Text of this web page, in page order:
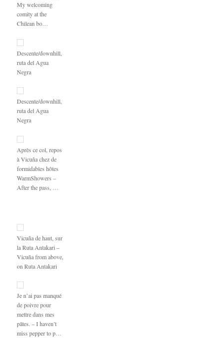
My welcoming
comity at the
Chilean bo…
Descente/downhill,
ruta del Agua
Negra
Descente/downhill,
ruta del Agua
Negra
Après ce col, repos
à Vicuña chez de
formidables hôtes
WarmShowers –
After the pass, …
Vicuña de haut, sur
la Ruta Antakari –
Vicuña from above,
on Ruta Antakari
Je n’ai pas manqué
de poivre pour
mettre dans mes
pâtes. – I haven’t
miss pepper to p…